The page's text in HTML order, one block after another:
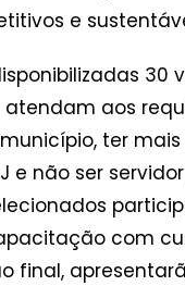
e
30
aos
ter mais
e não ser
com
final,